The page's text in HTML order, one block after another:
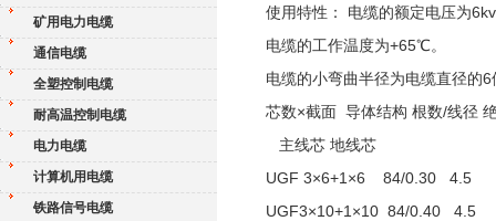
矿用电力电缆
通信电缆
全塑控制电缆
耐高温控制电缆
电力电缆
计算机用电缆
铁路信号电缆
使用特性： 电缆的额定电压为
电缆的工作温度为+65℃。
电缆的小弯曲半径为电缆直径的
芯数×截面 导体结构 根数/线径
主线芯 地线芯
UGF 3×6+1×6 84/0.30
UGF3×10+1×10 84/0.40